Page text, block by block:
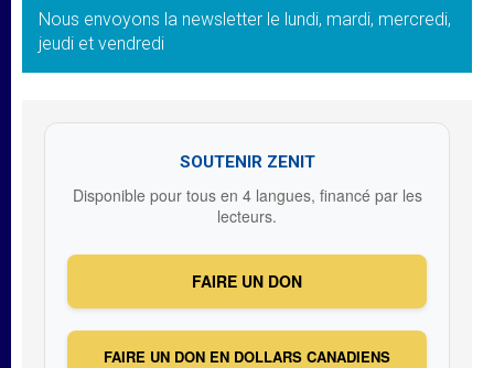
Nous envoyons la newsletter le lundi, mardi, mercredi,
jeudi et vendredi
SOUTENIR ZENIT
Disponible pour tous en 4 langues, financé par les
lecteurs.
FAIRE UN DON
FAIRE UN DON EN DOLLARS CANADIENS